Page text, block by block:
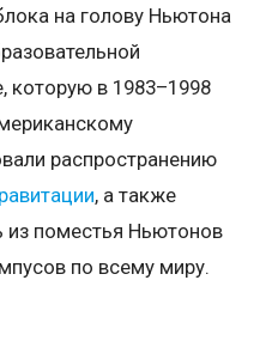
на голову Ньютона
которую в 1983–1998
распространению
, а также
из поместья Ньютонов
по всему миру.